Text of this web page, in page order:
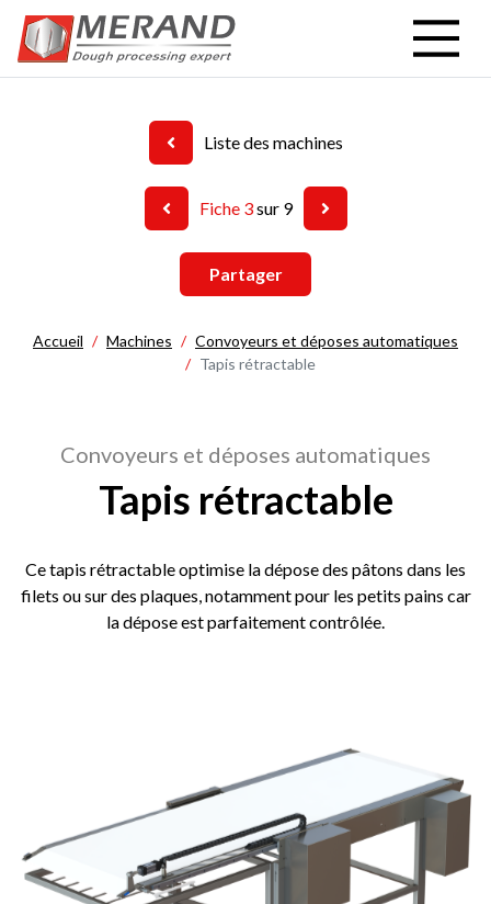
Aller
contenu
Liste des machines
Fiche 3sur 9
Partager
Accueil Machines
Convoyeurs et déposes automatiques
Tapis rétractable
Convoyeurs et déposes automatiques
Tapis rétractable
Ce tapis rétractable optimise la dépose des pâtons dans les
filets ou sur des plaques, notamment pour les petits pains car
la dépose est parfaitement contrôlée.